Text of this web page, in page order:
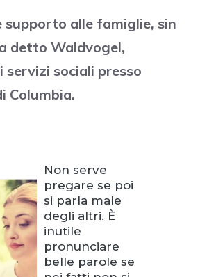
supporto alle famiglie, sin
detto Waldvogel,
servizi sociali presso
Columbia.
Non serve
pregare se poi
si parla male
degli altri. È
inutile
pronunciare
belle parole se